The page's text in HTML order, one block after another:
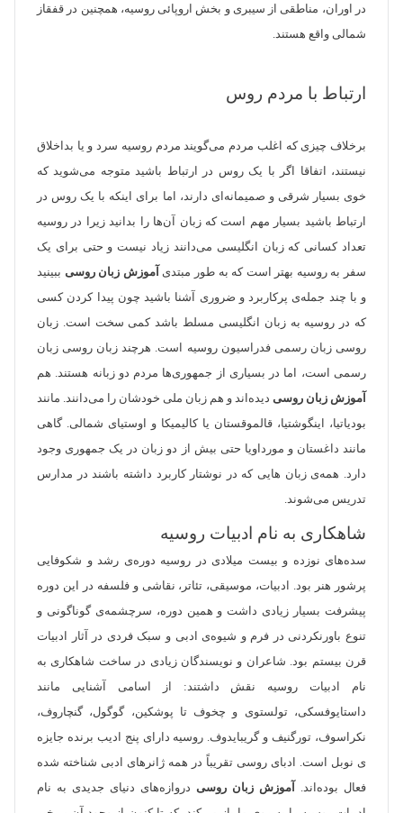
در اوران، مناطقی از سیبری و بخش اروپائی روسیه، همچنین در قفقاز
شمالی واقع هستند.
ارتباط با مردم روس
برخلاف چیزی که اغلب مردم می‌گویند مردم روسیه سرد و یا بداخلاق
نیستند، اتفاقا اگر با یک روس در ارتباط باشید متوجه می‌شوید که
خوی بسیار شرقی و صمیمانه‌ای دارند، اما برای اینکه با یک روس در
ارتباط باشید بسیار مهم است که زبان آن‌ها را بدانید زیرا در روسیه
تعداد کسانی که زبان انگلیسی می‌دانند زیاد نیست و حتی برای یک
سفر به روسیه بهتر است که به طور مبتدی آموزش زبان روسی ببینید
و با چند جمله‌ی پرکاربرد و ضروری آشنا باشید چون پیدا کردن کسی
که در روسیه به زبان انگلیسی مسلط باشد کمی سخت است. زبان
روسی زبان رسمی فدراسیون روسیه است. هرچند زبان روسی زبان
رسمی است، اما در بسیاری از جمهوری‌‌ها مردم دو زبانه هستند. هم
آموزش زبان روسی دیده‌اند و هم زبان ملی خودشان را می‌دانند. مانند
بودیاتیا، اینگوشتیا، قالموقستان یا کالیمیکا و اوستیای شمالی. گاهی
مانند داغستان و مورداویا حتی بیش از دو زبان در یک جمهوری وجود
دارد. همه‌ی زبان هایی که در نوشتار کاربرد داشته باشند در مدارس
تدریس می‌شوند.
شاهکاری به نام ادبیات روسیه
سده‌های نوزده و بیست میلادی در روسیه دوره‌‌ی رشد و شکوفایی
پرشور هنر بود. ادبیات، موسیقی، تئاتر، نقاشی و فلسفه در این دوره
پیشرفت بسیار زیادی داشت و همین دوره، سرچشمه‌ی گوناگونی و
تنوع باورنکردنی در فرم و شیوه‌ی ادبی و سبک فردی در آثار ادبیات
قرن بیستم بود. شاعران و نویسندگان زیادی در ساخت شاهکاری به
نام ادبیات روسیه نقش داشتند: از اسامی آشنایی مانند
داستایوفسکی، تولستوی و چخوف تا پوشکین، گوگول، گنچاروف،
نکراسوف، تورگنیف و گریبایدوف. روسیه دارای پنج ادیب برنده جایزه
ی نوبل است. ادبا‌ی روسی تقریباً در همه ژانر‌های ادبی شناخته شده
فعال بوده‌اند.
آموزش زبان روسی دروازه‌های دنیای جدیدی به نام